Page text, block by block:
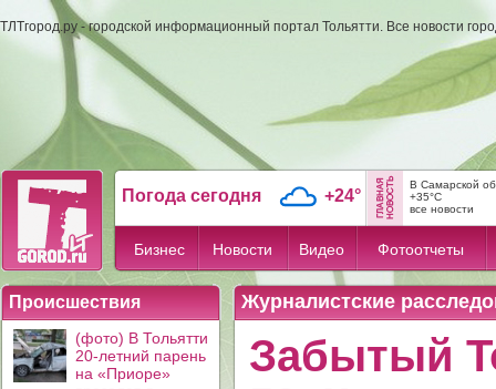
ТЛТгород.ру - городской информационный портал Тольятти. Все новости
Погода сегодня +24°
В Самарской
+35°C
все новости
Бизнес Новости Видео Фотоотчеты
Происшествия
(фото) В Тольятти
20-летний парень
на «Приоре»
Журналистские
Забытый